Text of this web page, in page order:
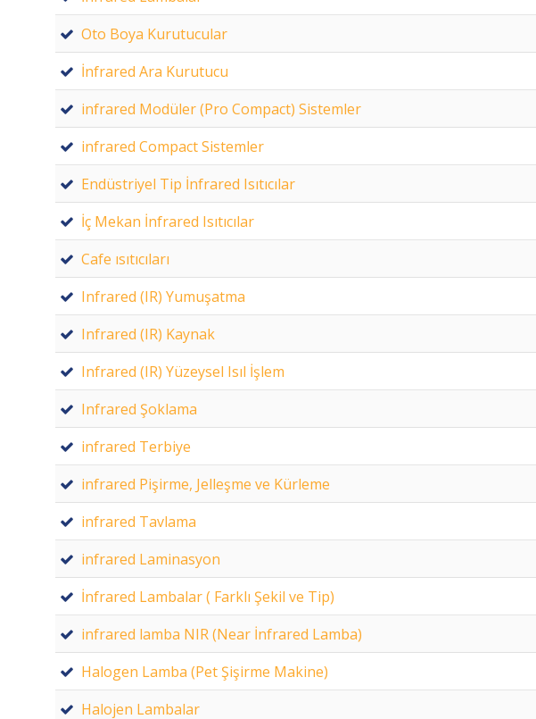
Oto Boya Kurutucular
İnfrared Ara Kurutucu
infrared Modüler (Pro Compact) Sistemler
infrared Compact Sistemler
Endüstriyel Tip İnfrared Isıtıcılar
İç Mekan İnfrared Isıtıcılar
Cafe ısıtıcıları
Infrared (IR) Yumuşatma
Infrared (IR) Kaynak
Infrared (IR) Yüzeysel Isıl İşlem
Infrared Şoklama
infrared Terbiye
infrared Pişirme, Jelleşme ve Kürleme
infrared Tavlama
infrared Laminasyon
İnfrared Lambalar ( Farklı Şekil ve Tip)
infrared lamba NIR (Near İnfrared Lamba)
Halogen Lamba (Pet Şişirme Makine)
Halojen Lambalar